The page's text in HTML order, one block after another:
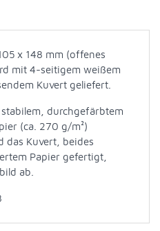
x 148 mm (offenes
mit 4-seitigem weißem
Kuvert geliefert.
durchgefärbtem
(ca. 270 g/m²)
das Kuvert, beides
Papier gefertigt,
ab.